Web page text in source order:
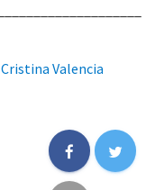
Cristina Valencia